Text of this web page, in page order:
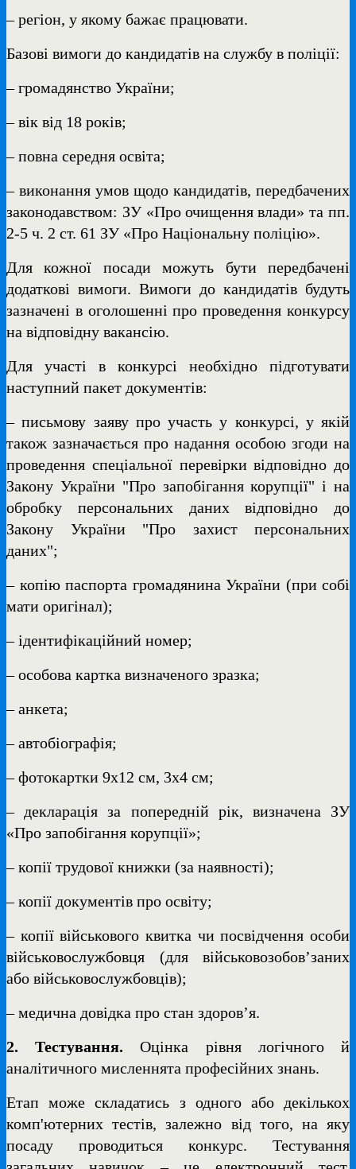
– регіон, у якому бажає працювати.
Базові вимоги до кандидатів на службу в поліції:
– громадянство України;
– вік від 18 років;
– повна середня освіта;
– виконання умов щодо кандидатів, передбачених
законодавством: ЗУ «Про очищення влади» та пп.
2-5 ч. 2 ст. 61 ЗУ «Про Національну поліцію».
Для кожної посади можуть бути передбачені
додаткові вимоги. Вимоги до кандидатів будуть
зазначені в оголошенні про проведення конкурсу
на відповідну вакансію.
Для участі в конкурсі необхідно підготувати
наступний пакет документів:
– письмову заяву про участь у конкурсі, у якій
також зазначається про надання особою згоди на
проведення спеціальної перевірки відповідно до
Закону України "Про запобігання корупції" і на
обробку персональних даних відповідно до
Закону України "Про захист персональних
даних";
– копію паспорта громадянина України (при собі
мати оригінал);
– ідентифікаційний номер;
– особова картка визначеного зразка;
– анкета;
– автобіографія;
– фотокартки 9х12 см, 3х4 см;
– декларація за попередній рік, визначена ЗУ
«Про запобігання корупції»;
– копії трудової книжки (за наявності);
– копії документів про освіту;
– копії військового квитка чи посвідчення особи
військовослужбовця (для військовозобов’заних
або військовослужбовців);
– медична довідка про стан здоров’я.
2. Тестування. Оцінка рівня логічного й
аналітичного мисленнята професійних знань.
Етап може складатись з одного або декількох
комп'ютерних тестів, залежно від того, на яку
посаду проводиться конкурс. Тестування